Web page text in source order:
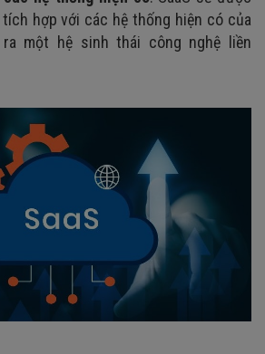
hợp với các hệ thống hiện có của
ra một hệ sinh thái công nghệ liền